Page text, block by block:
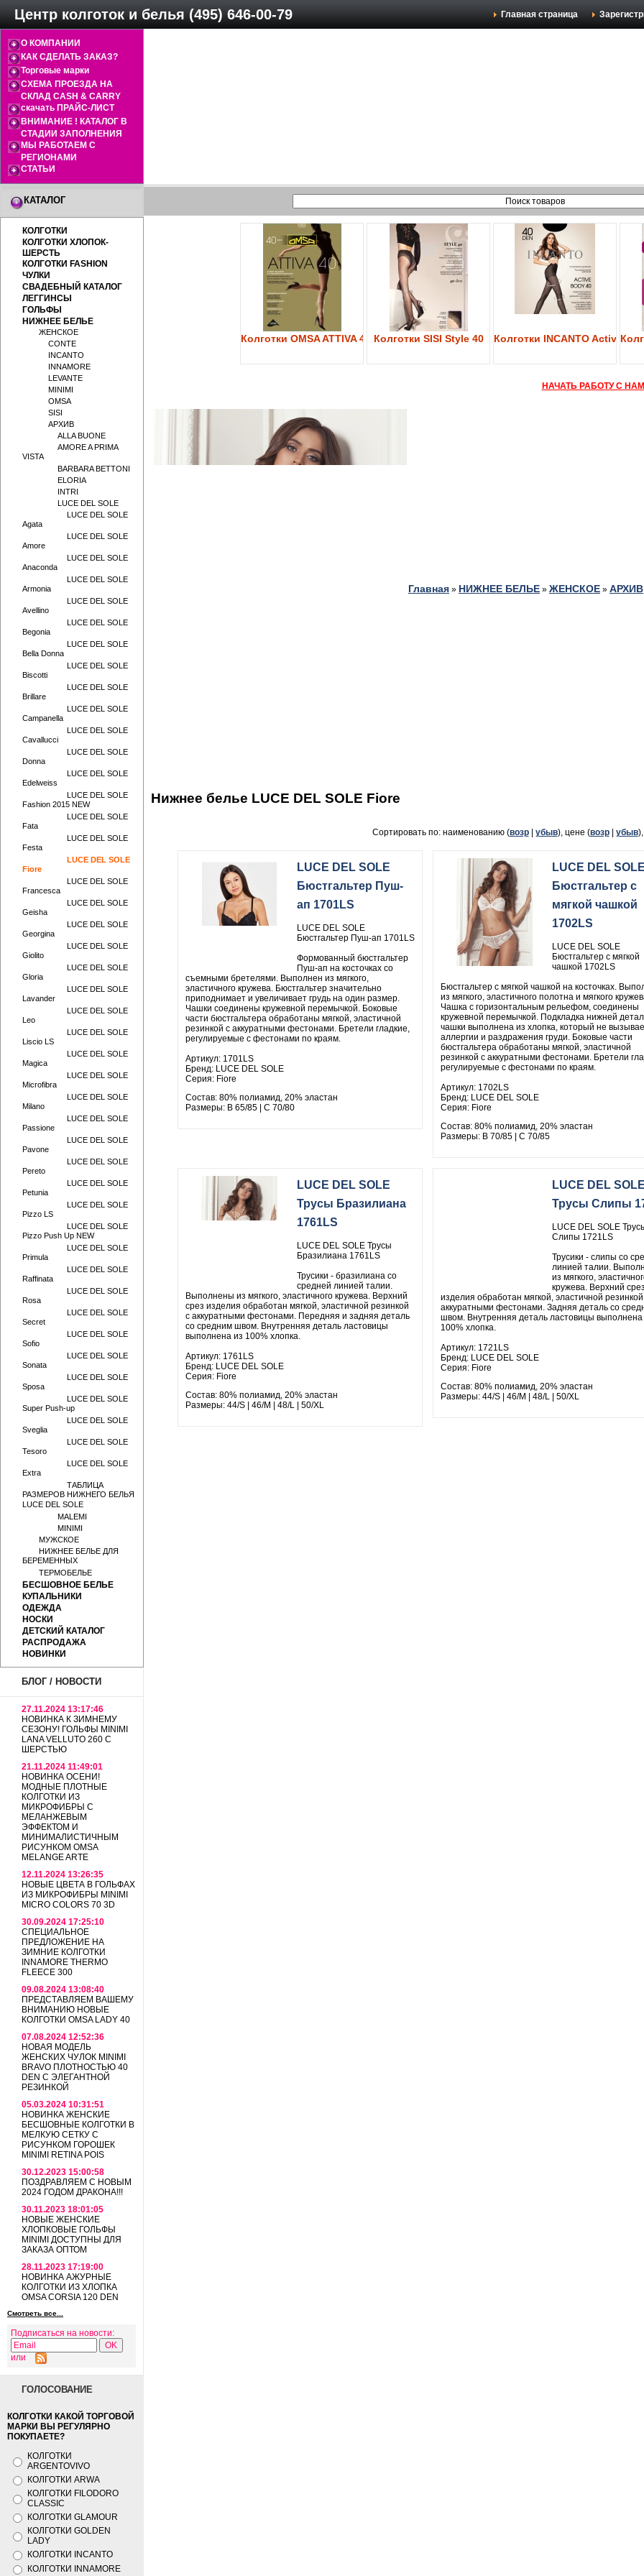
Центр колготок и белья (495) 646-00-79 Главная страница
О КОМПАНИИ
КАК СДЕЛАТЬ ЗАКАЗ?
Торговые марки
СХЕМА ПРОЕЗДА НА
СКЛАД CASH & CARRY
скачать ПРАЙС-ЛИСТ
ВНИМАНИЕ ! КАТАЛОГ В
СТАДИИ ЗАПОЛНЕНИЯ
МЫ РАБОТАЕМ С
РЕГИОНАМИ
СТАТЬИ
КАТАЛОГ
КОЛГОТКИ
КОЛГОТКИ ХЛОПОК-
ШЕРСТЬ
КОЛГОТКИ FASHION
ЧУЛКИ
СВАДЕБНЫЙ КАТАЛОГ
ЛЕГГИНСЫ
ГОЛЬФЫ
НИЖНЕЕ БЕЛЬЕ
ЖЕНСКОЕ
CONTE
INCANTO
INNAMORE
LEVANTE
MINIMI
OMSA
SISI
АРХИВ
ALLA BUONE
AMORE A PRIMA
VISTA
BARBARA BETTONI
ELORIA
INTRI
LUCE DEL SOLE
LUCE DEL SOLE
Agata
LUCE DEL SOLE
Amore
LUCE DEL SOLE
Anaconda
LUCE DEL SOLE
Armonia
LUCE DEL SOLE
Avellino
LUCE DEL SOLE
Begonia
LUCE DEL SOLE
Bella Donna
LUCE DEL SOLE
Biscotti
LUCE DEL SOLE
Brillare
LUCE DEL SOLE
Campanella
LUCE DEL SOLE
Cavallucci
LUCE DEL SOLE
Donna
LUCE DEL SOLE
Edelweiss
LUCE DEL SOLE
Fashion 2015 NEW
LUCE DEL SOLE
Fata
LUCE DEL SOLE
Festa
LUCE DEL SOLE
Fiore
LUCE DEL SOLE
Francesca
LUCE DEL SOLE
Geisha
LUCE DEL SOLE
Georgina
LUCE DEL SOLE
Giolito
LUCE DEL SOLE
Gloria
LUCE DEL SOLE
Lavander
LUCE DEL SOLE
Leo
LUCE DEL SOLE
Liscio LS
LUCE DEL SOLE
Magica
LUCE DEL SOLE
Microfibra
LUCE DEL SOLE
Milano
LUCE DEL SOLE
Passione
LUCE DEL SOLE
Pavone
LUCE DEL SOLE
Pereto
LUCE DEL SOLE
Petunia
LUCE DEL SOLE
Pizzo LS
LUCE DEL SOLE
Pizzo Push Up NEW
LUCE DEL SOLE
Primula
LUCE DEL SOLE
Raffinata
LUCE DEL SOLE
Rosa
LUCE DEL SOLE
Secret
LUCE DEL SOLE
Sofio
LUCE DEL SOLE
Sonata
LUCE DEL SOLE
Sposa
LUCE DEL SOLE
Super Push-up
LUCE DEL SOLE
Sveglia
LUCE DEL SOLE
Tesoro
LUCE DEL SOLE
Extra
ТАБЛИЦА
РАЗМЕРОВ НИЖНЕГО БЕЛЬЯ
LUCE DEL SOLE
MALEMI
MINIMI
МУЖСКОЕ
НИЖНЕЕ БЕЛЬЕ ДЛЯ
БЕРЕМЕННЫХ
ТЕРМОБЕЛЬЕ
БЕСШОВНОЕ БЕЛЬЕ
КУПАЛЬНИКИ
ОДЕЖДА
НОСКИ
ДЕТСКИЙ КАТАЛОГ
РАСПРОДАЖА
НОВИНКИ
БЛОГ / НОВОСТИ
27.11.2024 13:17:46
НОВИНКА К ЗИМНЕМУ
СЕЗОНУ! ГОЛЬФЫ MINIMI
LANA VELLUTO 260 С
ШЕРСТЬЮ
21.11.2024 11:49:01
НОВИНКА ОСЕНИ!
МОДНЫЕ ПЛОТНЫЕ
КОЛГОТКИ ИЗ
МИКРОФИБРЫ С
МЕЛАНЖЕВЫМ
ЭФФЕКТОМ И
МИНИМАЛИСТИЧНЫМ
РИСУНКОМ OMSA
MELANGE ARTE
12.11.2024 13:26:35
НОВЫЕ ЦВЕТА В ГОЛЬФАХ
ИЗ МИКРОФИБРЫ MINIMI
MICRO COLORS 70 3D
30.09.2024 17:25:10
СПЕЦИАЛЬНОЕ
ПРЕДЛОЖЕНИЕ НА
ЗИМНИЕ КОЛГОТКИ
INNAMORE THERMO
FLEECE 300
09.08.2024 13:08:40
ПРЕДСТАВЛЯЕМ ВАШЕМУ
ВНИМАНИЮ НОВЫЕ
КОЛГОТКИ OMSA LADY 40
07.08.2024 12:52:36
НОВАЯ МОДЕЛЬ
ЖЕНСКИХ ЧУЛОК MINIMI
BRAVO ПЛОТНОСТЬЮ 40
DEN С ЭЛЕГАНТНОЙ
РЕЗИНКОЙ
05.03.2024 10:31:51
НОВИНКА ЖЕНСКИЕ
БЕСШОВНЫЕ КОЛГОТКИ В
МЕЛКУЮ СЕТКУ С
РИСУНКОМ ГОРОШЕК
MINIMI RETINA POIS
30.12.2023 15:00:58
ПОЗДРАВЛЯЕМ С НОВЫМ
2024 ГОДОМ ДРАКОНА!!!
30.11.2023 18:01:05
НОВЫЕ ЖЕНСКИЕ
ХЛОПКОВЫЕ ГОЛЬФЫ
MINIMI ДОСТУПНЫ ДЛЯ
ЗАКАЗА ОПТОМ
28.11.2023 17:19:00
НОВИНКА АЖУРНЫЕ
КОЛГОТКИ ИЗ ХЛОПКА
OMSA CORSIA 120 DEN
Смотреть все...
Подписаться на новости:
или
ГОЛОСОВАНИЕ
КОЛГОТКИ КАКОЙ ТОРГОВОЙ
МАРКИ ВЫ РЕГУЛЯРНО
ПОКУПАЕТЕ?
КОЛГОТКИ
ARGENTOVIVO
КОЛГОТКИ ARWA
КОЛГОТКИ FILODORO
CLASSIC
КОЛГОТКИ GLAMOUR
КОЛГОТКИ GOLDEN
LADY
КОЛГОТКИ INCANTO
КОЛГОТКИ INNAMORE
Колготки OMSA ATTIVA 40 Колготки SISI Style 40 Колготки INCANTO Active
НАЧАТЬ РАБОТУ С
Главная » НИЖНЕЕ БЕЛЬЕ » ЖЕНСКОЕ » АРХИВ
Нижнее белье LUCE DEL SOLE Fiore
Сортировать по: наименованию (возр| убыв), цене (возр| убыв
LUCE DEL SOLE
Бюстгальтер Пуш-
ап 1701LS
LUCE DEL SOLE
Бюстгальтер Пуш-ап 1701LS
Формованный бюстгальтер
Пуш-ап на косточках со
съемными бретелями. Выполнен из мягкого,
эластичного кружева. Бюстгальтер значительно
приподнимает и увеличивает грудь на один размер.
Чашки соединены кружевной перемычкой. Боковые
части бюстгальтера обработаны мягкой, эластичной
резинкой с аккуратными фестонами. Бретели гладкие,
регулируемые с фестонами по краям.
Артикул: 1701LS
Бренд: LUCE DEL SOLE
Серия: Fiore
Состав: 80% полиамид, 20% эластан
Размеры: B 65/85 | C 70/80
LUCE DEL SOLE
Бюстгальтер с
мягкой чашкой
1702LS
LUCE DEL SOLE
Бюстгальтер с мягкой
чашкой 1702LS
Бюстгальтер с мягкой чашкой на косточках.
из мягкого, эластичного полотна и мягкого
Чашка с горизонтальным рельефом, соединены
кружевной перемычкой. Подкладка нижней
чашки выполнена из хлопка, который не
аллергии и раздражения груди. Боковые части
бюстгальтера обработаны мягкой, эластичной
резинкой с аккуратными фестонами. Бретели
регулируемые с фестонами по краям.
Артикул: 1702LS
Бренд: LUCE DEL SOLE
Серия: Fiore
Состав: 80% полиамид, 20% эластан
Размеры: B 70/85 | C 70/85
LUCE DEL SOLE
Трусы Бразилиана
1761LS
LUCE DEL SOLE Трусы
Бразилиана 1761LS
Трусики - бразилиана со
средней линией талии.
Выполнены из мягкого, эластичного кружева. Верхний
срез изделия обработан мягкой, эластичной резинкой
с аккуратными фестонами. Передняя и задняя деталь
со средним швом. Внутренняя деталь ластовицы
выполнена из 100% хлопка.
Артикул: 1761LS
Бренд: LUCE DEL SOLE
Серия: Fiore
Состав: 80% полиамид, 20% эластан
Размеры: 44/S | 46/M | 48/L | 50/XL
LUCE DEL SOLE
Трусы Слипы
LUCE DEL SOLE
Слипы 1721LS
Трусики - слипы со
линией талии.
из мягкого,
кружева. Верхний срез
изделия обработан мягкой, эластичной резинкой
аккуратными фестонами. Задняя деталь со
швом. Внутренняя деталь ластовицы выполнена
100% хлопка.
Артикул: 1721LS
Бренд: LUCE DEL SOLE
Серия: Fiore
Состав: 80% полиамид, 20% эластан
Размеры: 44/S | 46/M | 48/L | 50/XL